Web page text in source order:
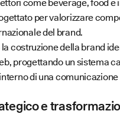
come beverage, food
per valorizzare
del brand.
la costruzione della brand
progettando un sistema
di una
e